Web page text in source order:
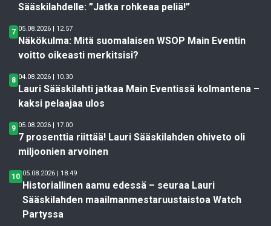
Sääskilahdelle: ”Jatka rohkeaa peliä!”
7 05.08.2026 | 12.57
Näkökulma: Mitä suomalaisen WSOP Main Eventin
voitto oikeasti merkitsisi?
8 04.08.2026 | 10.30
Lauri Sääskilahti jatkaa Main Eventissä kolmantena –
kaksi pelaajaa ulos
9 05.08.2026 | 17.00
7 prosenttia riittää! Lauri Sääskilahden ohiveto oli
miljoonien arvoinen
10 05.08.2026 | 18.49
Historiallinen aamu edessä – seuraa Lauri
Sääskilahden maailmanmestaruustaistoa Watch
Partyssa